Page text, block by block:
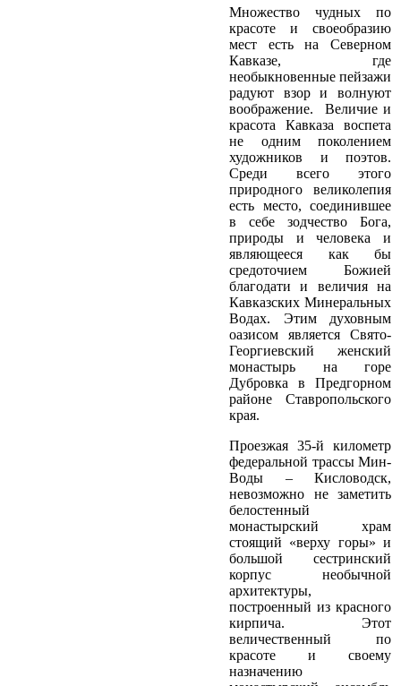
Множество чудных по
красоте и своеобразию
мест есть на Северном
Кавказе, где
необыкновенные пейзажи
радуют взор и волнуют
воображение. Величие и
красота Кавказа воспета
не одним поколением
художников и поэтов.
Среди всего этого
природного великолепия
есть место, соединившее
в себе зодчество Бога,
природы и человека и
являющееся как бы
средоточием Божией
благодати и величия на
Кавказских Минеральных
Водах. Этим духовным
оазисом является Свято-
Георгиевский женский
монастырь на горе
Дубровка в Предгорном
районе Ставропольского
края.
Проезжая 35-й километр
федеральной трассы Мин-
Воды – Кисловодск,
невозможно не заметить
белостенный
монастырский храм
стоящий «верху горы» и
большой сестринский
корпус необычной
архитектуры,
построенный из красного
кирпича. Этот
величественный по
красоте и своему
назначению